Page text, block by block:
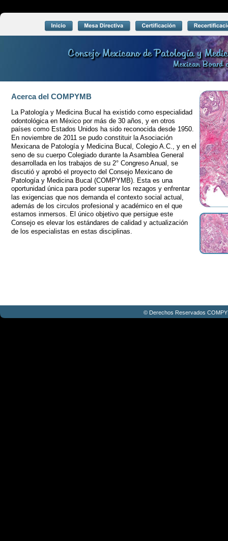
Acerca del COMPYMB
La Patología y Medicina Bucal ha existido como especialidad
odontológica en México por más de 30 años, y en otros
países como Estados Unidos ha sido reconocida desde 1950.
En noviembre de 2011 se pudo constituir la Asociación
Mexicana de Patología y Medicina Bucal, Colegio A.C., y en el
seno de su cuerpo Colegiado durante la Asamblea General
desarrollada en los trabajos de su 2° Congreso Anual, se
discutió y aprobó el proyecto del Consejo Mexicano de
Patología y Medicina Bucal (COMPYMB). Esta es una
oportunidad única para poder superar los rezagos y enfrentar
las exigencias que nos demanda el contexto social actual,
además de los circulos profesional y académico en el que
estamos inmersos. El único objetivo que persigue este
Consejo es elevar los estándares de calidad y actualización
de los especialistas en estas disciplinas.
© Derechos Reservados
Consejo Mexicano de Patología y
Mexican Board
Consejo Mexicano de Patología y
Mexican Board